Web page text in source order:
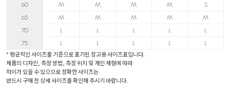
60
M M M M
S
65
M M M M
M
70
L L L L
L
75
L L L L L
* 평균적인 사이즈를 기준으로 표기된 참고용 사이즈표입니다.
제품의 디자인, 측정 방법, 측정 위치 및 개인 체형에 따라
차이가 있을 수 있으므로 정확한 사이즈는
반드시 구매 전 상세 사이즈를 확인해 주시기 바랍니다.